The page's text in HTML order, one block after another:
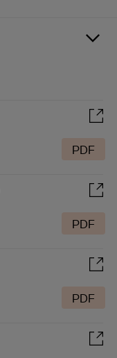
PDF
PDF
PDF